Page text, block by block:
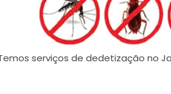
serviços de dedetização no